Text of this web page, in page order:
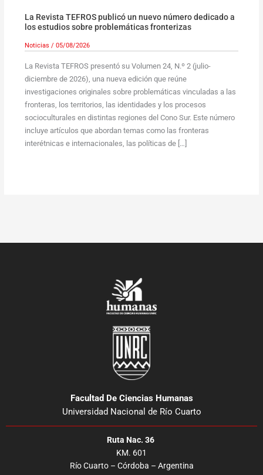
La Revista TEFROS publicó un nuevo número dedicado a
los estudios sobre problemáticas fronterizas
Noticias / 05/08/2026
La Revista TEFROS presentó su Volumen 24, N.º 2 (julio-
diciembre de 2026), una nueva edición que reúne
investigaciones originales sobre problemáticas vinculadas a las
fronteras, los territorios, las identidades y los procesos
socioculturales en distintas regiones del Cono Sur. Este número
incluye artículos que abordan temas como las fronteras
interétnicas e internacionales, las políticas de […]
Facultad De Ciencias Humanas
Universidad Nacional de Río Cuarto
Ruta Nac. 36
KM. 601
Río Cuarto – Córdoba – Argentina